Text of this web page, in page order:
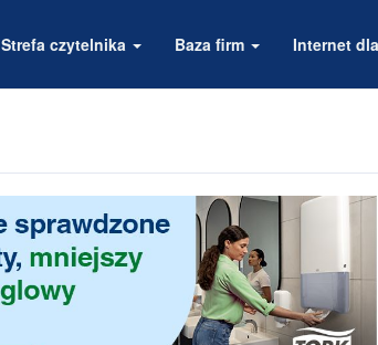
Strefa czytelnika Baza firm Internet